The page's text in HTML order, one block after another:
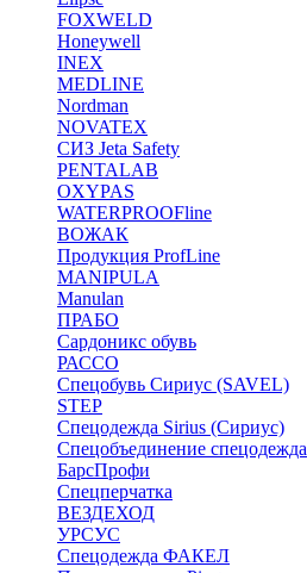
FOXWELD
Honeywell
INEX
MEDLINE
Nordman
NOVATEX
СИЗ Jeta Safety
PENTALAB
OXYPAS
WATERPROOFline
ВОЖАК
Продукция ProfLine
MANIPULA
Manulan
ПРАБО
Сардоникс обувь
РАССО
Спецобувь Сириус (SAVEL)
STEP
Спецодежда Sirius (Сириус)
Спецобъединение спецодежда
БарсПрофи
Спецперчатка
ВЕЗДЕХОД
УРСУС
Спецодежда ФАКЕЛ